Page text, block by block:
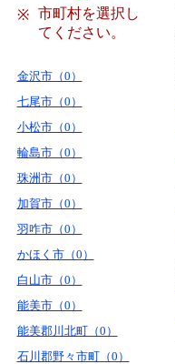
※
市町村を選択し
てください。
金沢市（0）
七尾市（0）
小松市（0）
輪島市（0）
珠洲市（0）
加賀市（0）
羽咋市（0）
かほく市（0）
白山市（0）
能美市（0）
能美郡川北町（0）
石川郡野々市町（0）